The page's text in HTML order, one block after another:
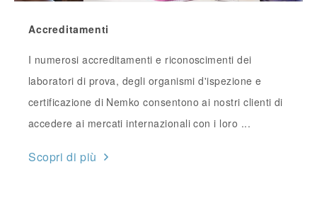
Accreditamenti
I numerosi accreditamenti e riconoscimenti dei
laboratori di prova, degli organismi d'ispezione e
certificazione di Nemko consentono ai nostri clienti di
accedere ai mercati internazionali con i loro ...
Scopri di più